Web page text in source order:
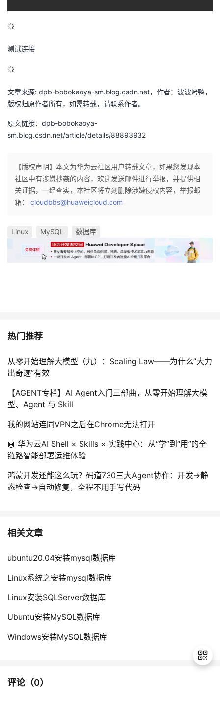
测试连接
文章来源: dpb-bobokaoya-sm.blog.csdn.net，作者：波波烤鸭，
版权归原作者所有，如需转载，请联系作者。
原文链接：dpb-bobokaoya-
sm.blog.csdn.net/article/details/88893932
【版权声明】本文为华为云社区用户转载文章，如果您发现本
社区中有涉嫌抄袭的内容，欢迎发送邮件进行举报，并提供相
关证据，一经查实，本社区将立刻删除涉嫌侵权内容，举报邮
箱： cloudbbs@huaweicloud.com
Linux MySQL 数据库
热门推荐
从零开始理解大模型（九）：Scaling Law——为什么”大力
出奇迹”有效
【AGENT专栏】AI Agent入门三部曲，从零开始理解大模
型、Agent 与 Skill
我的网站连同VPN之后在Chrome无法打开
🤖 华为云AI Shell × Skills × 实践中心：从“学”到“用”的全
链路智能部署运维体验
鸿蒙开发还能这么玩？码道730三大Agent协作：开发→静
态检查→自动修复，全程不用手写代码
相关文章
ubuntu20.04安装mysql数据库
Linux系统之安装mysql数据库
Linux安装SQLServer数据库
Ubuntu安装MySQL数据库
Windows安装MySQL数据库
评论（0）